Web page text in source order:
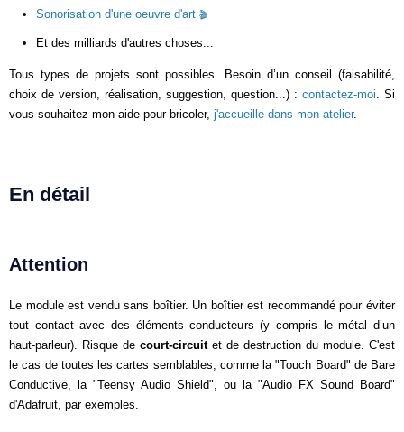
Sonorisation d'une oeuvre d'art
Et des milliards d'autres choses...
Tous types de projets sont possibles. Besoin d’un conseil (faisabilité,
choix de version, réalisation, suggestion, question...) : contactez-moi . Si
vous souhaitez mon aide pour bricoler, j'accueille dans mon atelier.
En détail
Attention
Le module est vendu sans boîtier. Un boîtier est recommandé pour éviter
tout contact avec des éléments conducteurs (y compris le métal d’un
haut-parleur). Risque de court-circuitet de destruction du module. C'est
le cas de toutes les cartes semblables, comme la "Touch Board" de Bare
Conductive, la "Teensy Audio Shield", ou la "Audio FX Sound Board"
d'Adafruit, par exemples.